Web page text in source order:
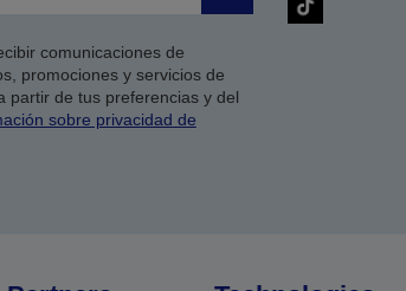
comunicaciones de
promociones y servicios de
partir de tus preferencias y del
sobre privacidad de